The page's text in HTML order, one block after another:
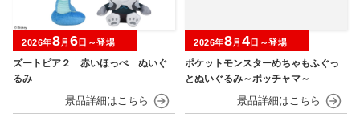
ズートピア２ 赤いほっぺ ぬいぐ
るみ
2026年8月 6日～登場
ポケットモンスターめちゃもふぐっ
とぬいぐるみ～ポッチャマ～
2026年8月 4日～登場